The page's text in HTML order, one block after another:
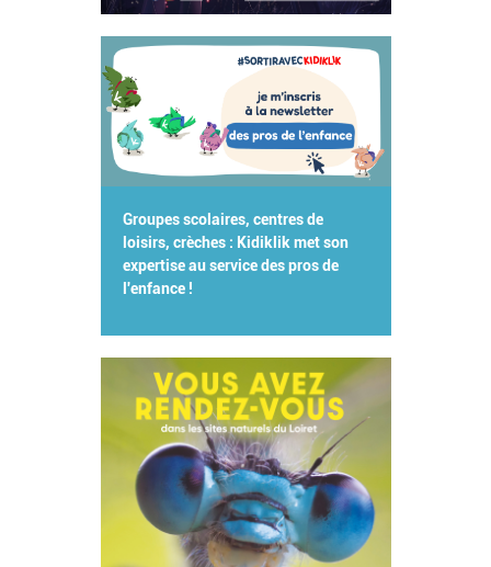
Groupes scolaires, centres de
loisirs, crèches : Kidiklik met son
expertise au service des pros de
l'enfance !